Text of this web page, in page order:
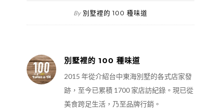
By 別墅裡的 100 種味道
別墅裡的 100 種味道
2015 年從介紹台中東海別墅的各式店家發
跡，至今已累積 1700 家店訪紀錄。現已從
美食跨足生活，乃至品牌行銷。